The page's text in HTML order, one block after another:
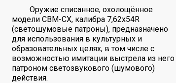
Оружие списанное, охолощённое
модели СВМ-СХ, калибра 7,62x54R
(светошумовые патроны), предназначено
для использования в культурных и
образовательных целях, в том числе с
возможностью имитации выстрела из него
патроном светозвукового (шумового)
действия.